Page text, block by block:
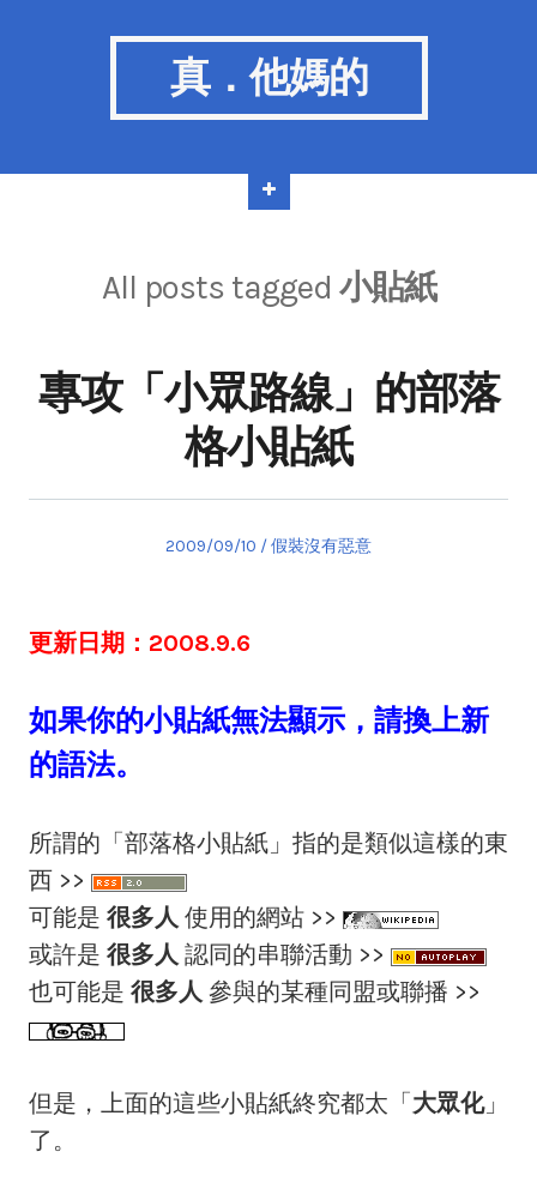
真．他媽的
All posts tagged 小貼紙
專攻「小眾路線」的部落
格小貼紙
Posted
2009/09/10
Posted
假裝沒有惡意
更新日期：2008.9.6
如果你的小貼紙無法顯示，請換上新
的語法。
所謂的「部落格小貼紙」指的是類似這樣的東
西 >>
可能是 很多人 使用的網站 >>
或許是 很多人 認同的串聯活動 >>
也可能是 很多人 參與的某種同盟或聯播 >>
但是，上面的這些小貼紙終究都太「 大眾化」
了。